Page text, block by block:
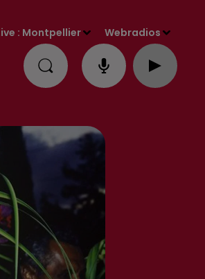
: Montpellier Webradios